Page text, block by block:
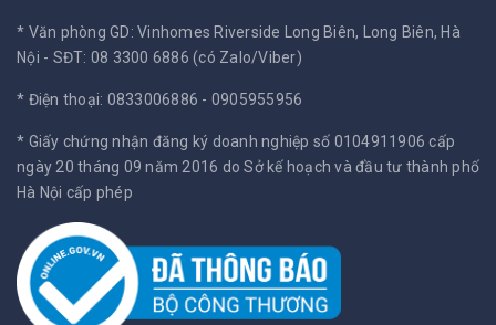
* Văn phòng GD: Vinhomes Riverside Long Biên, Long Biên, Hà
Nội - SĐT: 08 3300 6886 (có Zalo/Viber)
* Điện thoại: 0833006886 - 0905955956
* Giấy chứng nhận đăng ký doanh nghiệp số 0104911906 cấp
ngày 20 tháng 09 năm 2016 do Sở kế hoạch và đầu tư thành phố
Hà Nội cấp phép